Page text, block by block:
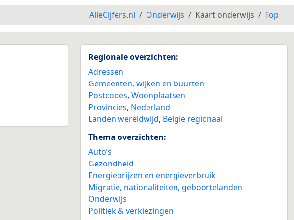
AlleCijfers.nl Onderwijs Kaart onderwijs Top
Regionale overzichten:
Adressen
Gemeenten, wijken en buurten
Postcodes,Woonplaatsen
Provincies, Nederland
Landen wereldwijd, België regionaal
Thema overzichten:
Auto’s
Gezondheid
Energieprijzen en energieverbruik
Migratie, nationaliteiten, geboortelanden
Onderwijs
Politiek & verkiezingen